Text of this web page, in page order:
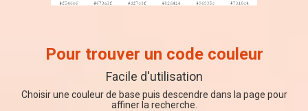
Pour trouver un code couleur
Facile d'utilisation
Choisir une couleur de base puis descendre dans la page pour
affiner la recherche.